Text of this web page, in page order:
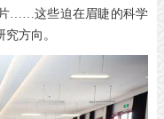
……这些迫在眉睫的科学
方向。